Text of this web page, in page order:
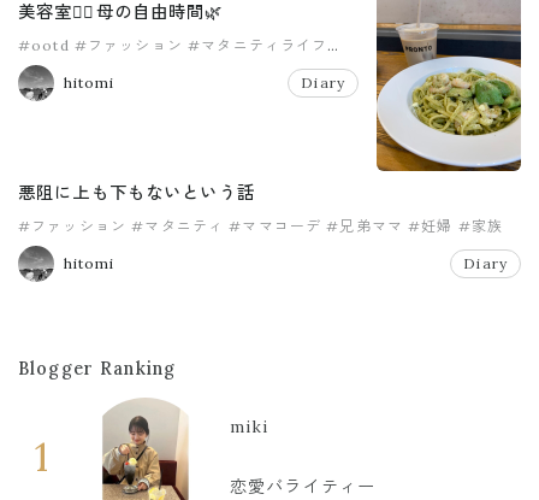
美容室💇‍♀️母の自由時間🌿
#ootd #ファッション #マタニティライフ
#ママコーデ
hitomi
Diary
悪阻に上も下もないという話
#ファッション #マタニティ #ママコーデ #兄弟ママ #妊婦 #家族
hitomi Diary
Blogger Ranking
1
miki
恋愛バライティー